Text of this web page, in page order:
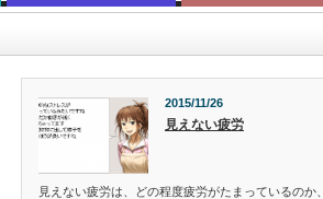
2015/11/26
見えない疲労
見えない疲労は、どの程度疲労がたまっているのか、